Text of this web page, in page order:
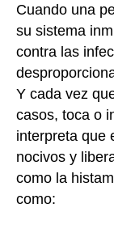
Cuando una
su sistema
contra las
Y cada vez
casos, toca o
interpreta que
nocivos y
como la
como: